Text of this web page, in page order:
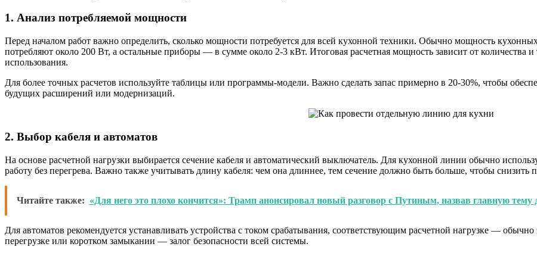
1. Анализ потребляемой мощности
Перед началом работ важно определить, сколько мощности потребуется для всей кухонной техники. Обычно мощность
потребляют около 200 Вт, а остальные приборы — в сумме около 2-3 кВт. Итоговая расчетная мощность зависит от количества
использования.
Для более точных расчетов используйте таблицы или программы-модели. Важно сделать запас примерно в 20-30%, чтобы
будущих расширений или модернизаций.
2. Выбор кабеля и автоматов
На основе расчетной нагрузки выбирается сечение кабеля и автоматический выключатель. Для кухонной линии обычно
работу без перегрева. Важно также учитывать длину кабеля: чем она длиннее, тем сечение должно быть больше, чтобы снизить
Читайте также: «Для него это плохо кончится»: Трамп анонсировал новый разговор с Путиным, назвав главную тему
Для автоматов рекомендуется устанавливать устройства с током срабатывания, соответствующим расчетной нагрузке —
перегрузке или коротком замыкании — залог безопасности всей системы.